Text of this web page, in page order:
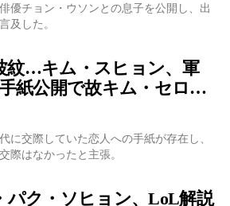
優チョン・ウソンとの息子を公開し、出
及した。
紋…キム・スヒョン、軍
紙公開で故キム・セロン
に交際していた恋人への手紙が存在し、
際はなかったと主張。
パク・ソヒョン、LoL解説